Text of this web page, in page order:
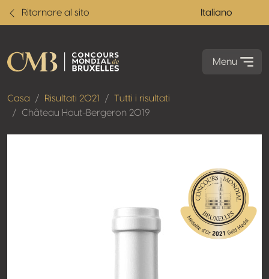
Ritornare al sito Italiano
Menu
Casa Risultati 2021
Tutti i risultati
Château Haut-Bergeron 2019